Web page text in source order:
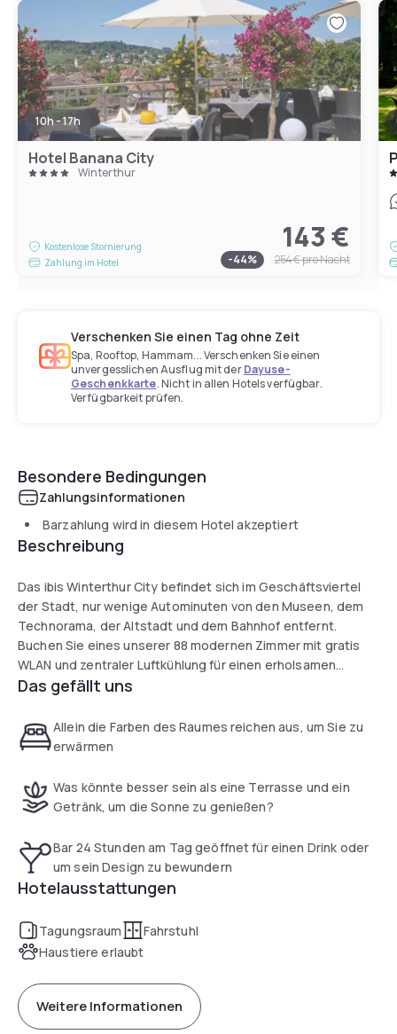
10h - 17h
Hotel Banana City
Winterthur
Kostenlose Stornierung
Zahlung im Hotel
143 €
-44% 254 €pro Nacht
Verschenken Sie einen Tag ohne Zeit
Spa, Rooftop, Hammam... Verschenken Sie einen
unvergesslichen Ausflug mit derDayuse-
Geschenkkarte. Nicht in allen Hotels verfügbar.
Verfügbarkeit prüfen.
Besondere Bedingungen
Zahlungsinformationen
Barzahlung wird in diesem Hotel akzeptiert
Beschreibung
Das ibis Winterthur City befindet sich im Geschäftsviertel
der Stadt, nur wenige Autominuten von den Museen, dem
Technorama, der Altstadt und dem Bahnhof entfernt.
Buchen Sie eines unserer 88 modernen Zimmer mit gratis
WLAN und zentraler Luftkühlung für einen erholsamen
Schlaf.Wir bieten einen 24-St-Bar & Essensservice und
Sonne auf unserer Terrasse. Mieten Sie unseren
Tagungsraum für Ihren privaten oder beruflichen Anlass.
Das gefällt uns
Allein die Farben des Raumes reichen aus, um Sie zu
erwärmen
Was könnte besser sein als eine Terrasse und ein
Getränk, um die Sonne zu genießen?
Bar 24 Stunden am Tag geöffnet für einen Drink oder
um sein Design zu bewundern
Hotelausstattungen
Tagungsraum
Fahrstuhl
Haustiere erlaubt
Weitere Informationen